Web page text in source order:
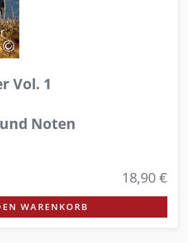
Vol. 1
Noten
18,90 €
WARENKORB